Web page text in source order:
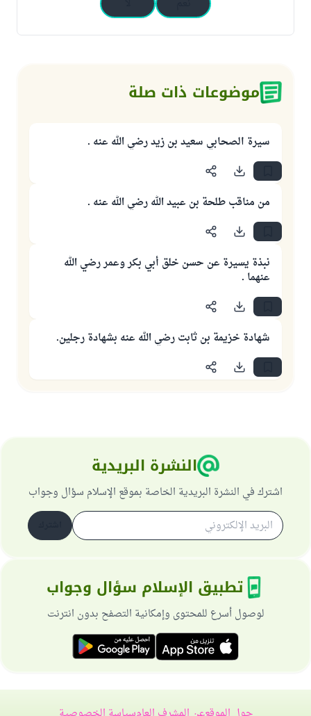
موضوعات ذات صلة
سيرة الصحابي سعيد بن زيد رضي الله عنه .
من مناقب طلحة بن عبيد الله رضي الله عنه .
نبذة يسيرة عن حسن خلق أبي بكر وعمر رضي الله
عنهما .
شهادة خزيمة بن ثابت رضي الله عنه بشهادة رجلين.
النشرة البريدية
اشترك في النشرة البريدية الخاصة بموقع الإسلام سؤال وجواب
تطبيق الإسلام سؤال وجواب
لوصول أسرع للمحتوى وإمكانية التصفح بدون انترنت